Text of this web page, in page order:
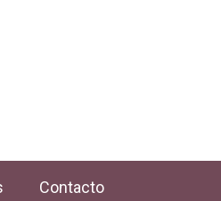
Contacto